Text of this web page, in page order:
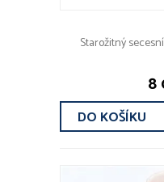
Starožitný
8
DO KOŠÍKU